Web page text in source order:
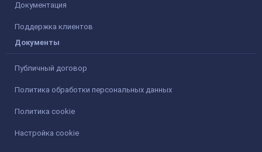
Документация
Поддержка клиентов
Документы
Публичный договор
Политика обработки персональных данных
Политика cookie
Настройка cookie